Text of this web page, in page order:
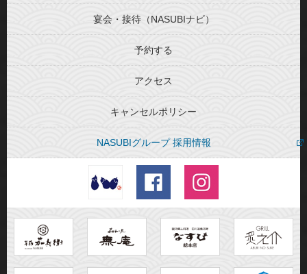
宴会・接待（NASUBIナビ）
予約する
アクセス
キャンセルポリシー
NASUBIグループ 採用情報